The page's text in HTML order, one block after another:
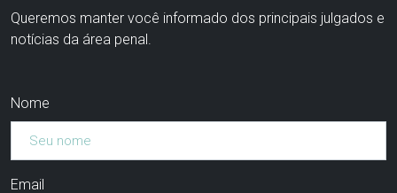
Queremos manter você informado dos principais julgados e
notícias da área penal.
Nome
Email